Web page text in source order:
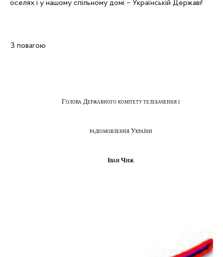
оселях і у нашому спільному домі – Українській Державі!
З повагою
Голова Державного комітету телебачення і
радіомовлення України
Іван Чиж